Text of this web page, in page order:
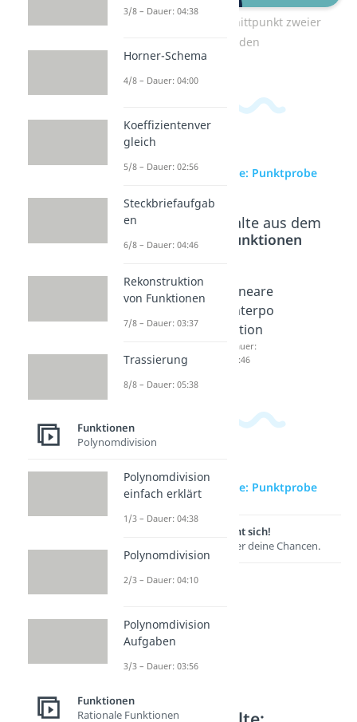
Zum Video: Schnittpunkt zweier
Geraden
zur Videoseite: Punktprobe
Beliebte Inhalte aus dem
Bereich
Funktionen
Stetigk
Dauer:
Asympt
Dauer:
Lineare
Interpo
lation
Dauer:
03:46
zur Videoseite: Punktprobe
Lernen lohnt sich!
Entdecke hier deine Chancen.
3/8 – Dauer: 04:38
Horner-Schema
4/8 – Dauer: 04:00
Koeffizientenver
gleich
5/8 – Dauer: 02:56
Steckbriefaufgab
en
6/8 – Dauer: 04:46
Rekonstruktion
von Funktionen
7/8 – Dauer: 03:37
Trassierung
8/8 – Dauer: 05:38
Funktionen
Polynomdivision
Polynomdivision
einfach erklärt
1/3 – Dauer: 04:38
Polynomdivision
2/3 – Dauer: 04:10
Polynomdivision
Aufgaben
3/3 – Dauer: 03:56
Funktionen
Rationale Funktionen